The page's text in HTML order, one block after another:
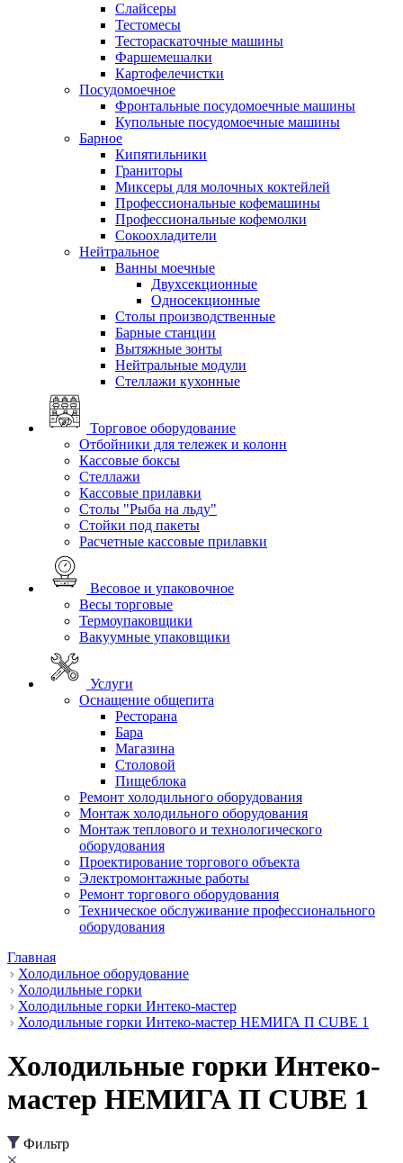
Слайсеры
Тестомесы
Тестораскаточные машины
Фаршемешалки
Картофелечистки
Посудомоечное
Фронтальные посудомоечные машины
Купольные посудомоечные машины
Барное
Кипятильники
Граниторы
Миксеры для молочных коктейлей
Профессиональные кофемашины
Профессиональные кофемолки
Сокоохладители
Нейтральное
Ванны моечные
Двухсекционные
Односекционные
Столы производственные
Барные станции
Вытяжные зонты
Нейтральные модули
Стеллажи кухонные
Торговое оборудование
Отбойники для тележек и колонн
Кассовые боксы
Стеллажи
Кассовые прилавки
Столы "Рыба на льду"
Стойки под пакеты
Расчетные кассовые прилавки
Весовое и упаковочное
Весы торговые
Термоупаковщики
Вакуумные упаковщики
Услуги
Оснащение общепита
Ресторана
Бара
Магазина
Столовой
Пищеблока
Ремонт холодильного оборудования
Монтаж холодильного оборудования
Монтаж теплового и технологического
оборудования
Проектирование торгового объекта
Электромонтажные работы
Ремонт торгового оборудования
Техническое обслуживание профессионального
оборудования
Главная
Холодильное оборудование
Холодильные горки
Холодильные горки Интеко-мастер
Холодильные горки Интеко-мастер НЕМИГА П CUBE 1
Холодильные горки Интеко-
мастер НЕМИГА П CUBE 1
Фильтр